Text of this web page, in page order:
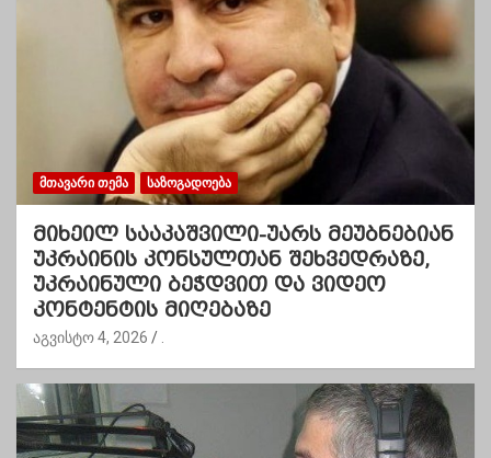
ᲛᲗᲐᲕᲐᲠᲘ ᲗᲔᲛᲐ ᲡᲐᲖᲝᲒᲐᲓᲝᲔᲑᲐ
მიხეილ სააკაშვილი-უარს მეუბნებიან
უკრაინის კონსულთან შეხვედრაზე,
უკრაინული ბეჭდვით და ვიდეო
კონტენტის მიღებაზე
აგვისტო 4, 2026